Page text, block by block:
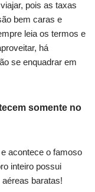
pois as taxas
bem caras e
leia os termos e
há
se enquadrar em
somente no
acontece o famoso
inteiro possui
baratas!